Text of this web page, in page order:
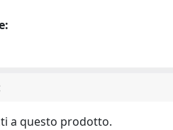
a questo prodotto.